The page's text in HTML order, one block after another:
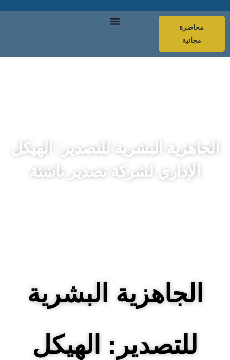
محاضرة
مجانية
الجاهزية البشرية للتصدير: الهيكل
الإداري لشركة تصدير ناشئة
الجاهزية البشرية
للتصدير: الهيكل